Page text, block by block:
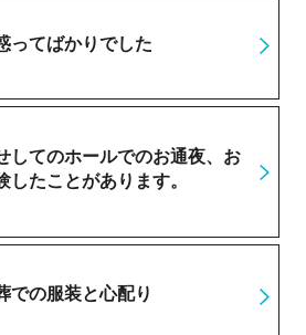
ってばかりでした
してのホールでのお通夜、お
したことがあります。
での服装と心配り